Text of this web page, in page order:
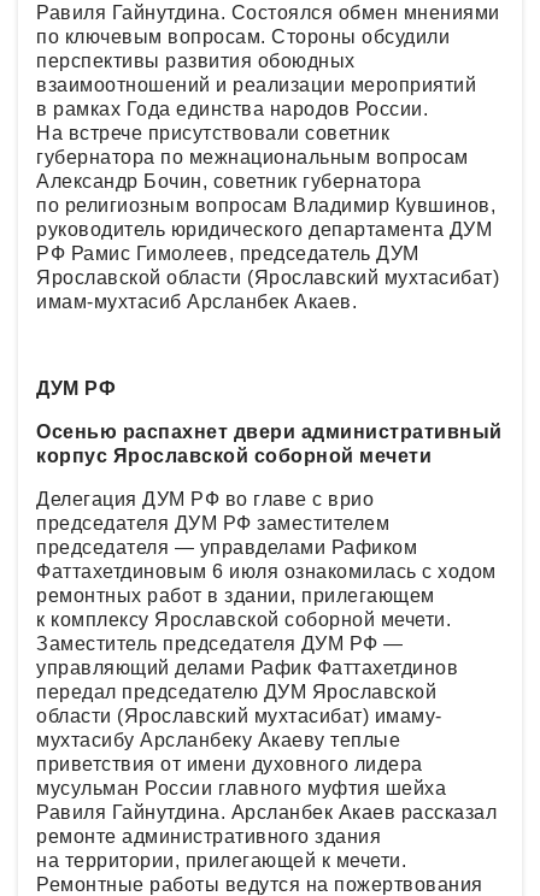
Равиля Гайнутдина. Состоялся обмен мнениями
по ключевым вопросам. Стороны обсудили
перспективы развития обоюдных
взаимоотношений и реализации мероприятий
в рамках Года единства народов России.
На встрече присутствовали советник
губернатора по межнациональным вопросам
Александр Бочин, советник губернатора
по религиозным вопросам Владимир Кувшинов,
руководитель юридического департамента ДУМ
РФ Рамис Гимолеев, председатель ДУМ
Ярославской области (Ярославский мухтасибат)
имам-мухтасиб Арсланбек Акаев.
ДУМ РФ
Осенью распахнет двери административный
корпус Ярославской соборной мечети
Делегация ДУМ РФ во главе с врио
председателя ДУМ РФ заместителем
председателя — управделами Рафиком
Фаттахетдиновым 6 июля ознакомилась с ходом
ремонтных работ в здании, прилегающем
к комплексу Ярославской соборной мечети.
Заместитель председателя ДУМ РФ —
управляющий делами Рафик Фаттахетдинов
передал председателю ДУМ Ярославской
области (Ярославский мухтасибат) имаму-
мухтасибу Арсланбеку Акаеву теплые
приветствия от имени духовного лидера
мусульман России главного муфтия шейха
Равиля Гайнутдина. Арсланбек Акаев рассказал
ремонте административного здания
на территории, прилегающей к мечети.
Ремонтные работы ведутся на пожертвования